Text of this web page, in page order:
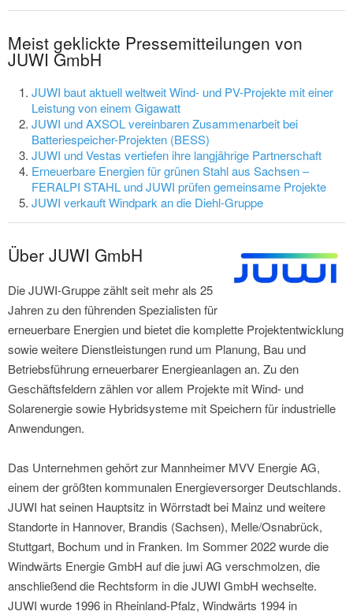
Meist geklickte Pressemitteilungen von
JUWI GmbH
JUWI baut aktuell weltweit Wind- und PV-Projekte mit einer
Leistung von einem Gigawatt
JUWI und AXSOL vereinbaren Zusammenarbeit bei
Batteriespeicher-Projekten (BESS)
JUWI und Vestas vertiefen ihre langjährige Partnerschaft
Erneuerbare Energien für grünen Stahl aus Sachsen –
FERALPI STAHL und JUWI prüfen gemeinsame Projekte
JUWI verkauft Windpark an die Diehl-Gruppe
Über JUWI GmbH
Die JUWI-Gruppe zählt seit mehr als 25
Jahren zu den führenden Spezialisten für
erneuerbare Energien und bietet die komplette Projektentwicklung
sowie weitere Dienstleistungen rund um Planung, Bau und
Betriebsführung erneuerbarer Energieanlagen an. Zu den
Geschäftsfeldern zählen vor allem Projekte mit Wind- und
Solarenergie sowie Hybridsysteme mit Speichern für industrielle
Anwendungen.
Das Unternehmen gehört zur Mannheimer MVV Energie AG,
einem der größten kommunalen Energieversorger Deutschlands.
JUWI hat seinen Hauptsitz in Wörrstadt bei Mainz und weitere
Standorte in Hannover, Brandis (Sachsen), Melle/Osnabrück,
Stuttgart, Bochum und in Franken. Im Sommer 2022 wurde die
Windwärts Energie GmbH auf die juwi AG verschmolzen, die
anschließend die Rechtsform in die JUWI GmbH wechselte.
JUWI wurde 1996 in Rheinland-Pfalz, Windwärts 1994 in